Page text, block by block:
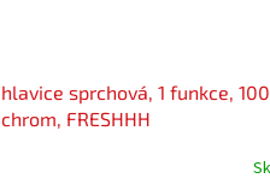
hlavice sprchová, 1 funkce,
chrom, FRESHHH